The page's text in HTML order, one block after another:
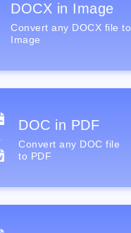
DOCX in Image
Convert any DOCX file to
Image
DOC in PDF
Convert any DOC file
to PDF